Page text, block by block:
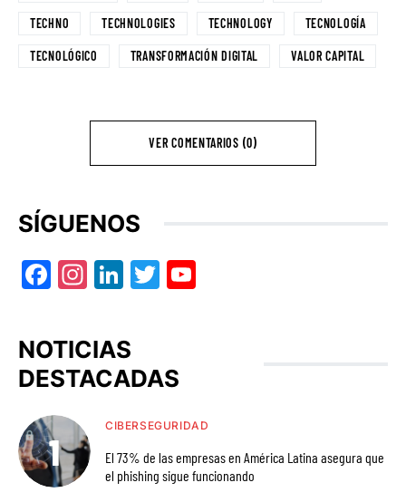
TECHNO TECHNOLOGIES TECHNOLOGY TECNOLOGÍA
TECNOLÓGICO TRANSFORMACIÓN DIGITAL VALOR CAPITAL
VER COMENTARIOS (0)
SÍGUENOS
Facebook
Instagram
LinkedIn
Twitter
NOTICIAS
DESTACADAS
CIBERSEGURIDAD
El 73% de las empresas en América Latina asegura que
el phishing sigue funcionando